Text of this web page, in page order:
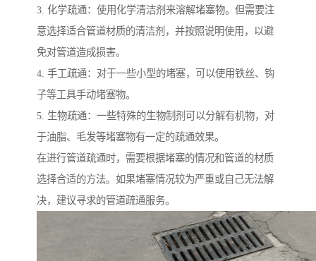
3. 化学疏通：使用化学清洁剂来溶解堵塞物。但需要注
意选择适合管道材质的清洁剂，并按照说明使用，以避
免对管道造成损害。
4. 手工疏通：对于一些小型的堵塞，可以使用铁丝、钩
子等工具手动堵塞物。
5. 生物疏通：一些特殊的生物制剂可以分解有机物，对
于油脂、毛发等堵塞物有一定的疏通效果。
在进行管道疏通时，需要根据堵塞的情况和管道的材质
选择合适的方法。如果堵塞情况较为严重或自己无法解
决，建议寻求的管道疏通服务。